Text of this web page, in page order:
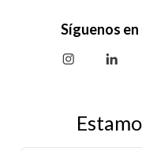
Síguenos